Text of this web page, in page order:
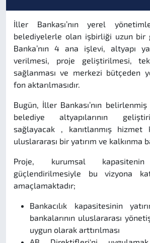
İller Bankası’nın yerel
belediyelerle olan işbirliği uzun bir
Banka’nın 4 ana işlevi, altyapı
verilmesi, proje geliştirilmesi,
sağlanması ve merkezi bütçeden
fon aktarılmasıdır.
Bugün, İller Bankası’nın
belediye altyapılarının
sağlayacak , kanıtlanmış hizmet
uluslararası bir yatırım ve kalkınma
Proje, kurumsal
güçlendirilmesiyle bu vizyona
amaçlamaktadır;
Bankacılık kapasitesinin
bankalarının uluslararası
uygun olarak arttırılması